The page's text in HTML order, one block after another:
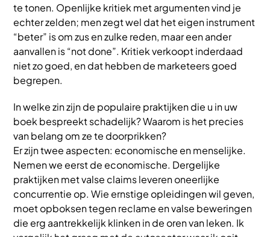
te tonen. Openlijke kritiek met argumenten vind je
echter zelden; men zegt wel dat het eigen instrument
“beter” is om zus en zulke reden, maar een ander
aanvallen is “not done”. Kritiek verkoopt inderdaad
niet zo goed, en dat hebben de marketeers goed
begrepen.
In welke zin zijn de populaire praktijken die u in uw
boek bespreekt schadelijk? Waarom is het precies
van belang om ze te doorprikken?
Er zijn twee aspecten: economische en menselijke.
Nemen we eerst de economische. Dergelijke
praktijken met valse claims leveren oneerlijke
concurrentie op. Wie ernstige opleidingen wil geven,
moet opboksen tegen reclame en valse beweringen
die erg aantrekkelijk klinken in de oren van leken. Ik